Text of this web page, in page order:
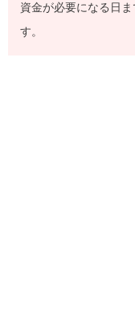
資金が必要になる日
す。